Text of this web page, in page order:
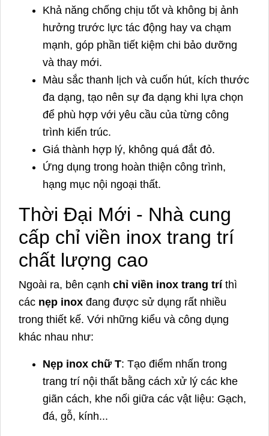
Khả năng chống chịu tốt và không bị ảnh
hưởng trước lực tác động hay va chạm
mạnh, góp phần tiết kiệm chi bảo dưỡng
và thay mới.
Màu sắc thanh lịch và cuốn hút, kích thước
đa dạng, tạo nên sự đa dạng khi lựa chọn
để phù hợp với yêu cầu của từng công
trình kiến trúc.
Giá thành hợp lý, không quá đắt đỏ.
Ứng dụng trong hoàn thiện công trình,
hạng mục nội ngoại thất.
Thời Đại Mới - Nhà cung
cấp chỉ viền inox trang trí
chất lượng cao
Ngoài ra, bên cạnh chỉ viền inox trang trí thì
các nẹp inox đang được sử dụng rất nhiều
trong thiết kế. Với những kiểu và công dụng
khác nhau như:
Nẹp inox chữ T: Tạo điểm nhấn trong
trang trí nội thất bằng cách xử lý các khe
giãn cách, khe nối giữa các vật liệu: Gạch,
đá, gỗ, kính...